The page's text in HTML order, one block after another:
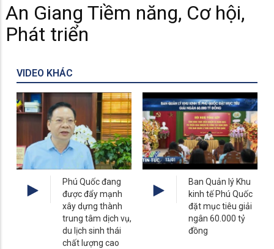
An Giang Tiềm năng, Cơ hội,
Phát triển
VIDEO KHÁC
Phú Quốc đang
được đẩy mạnh
xây dựng thành
trung tâm dịch vụ,
du lịch sinh thái
chất lượng cao
Ban Quản lý Khu
kinh tế Phú Quốc
đặt mục tiêu giải
ngân 60.000 tỷ
đồng